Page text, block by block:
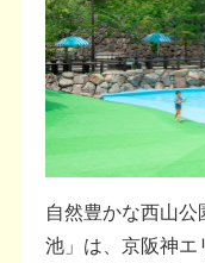
自然豊かな西山
池」は、京阪神